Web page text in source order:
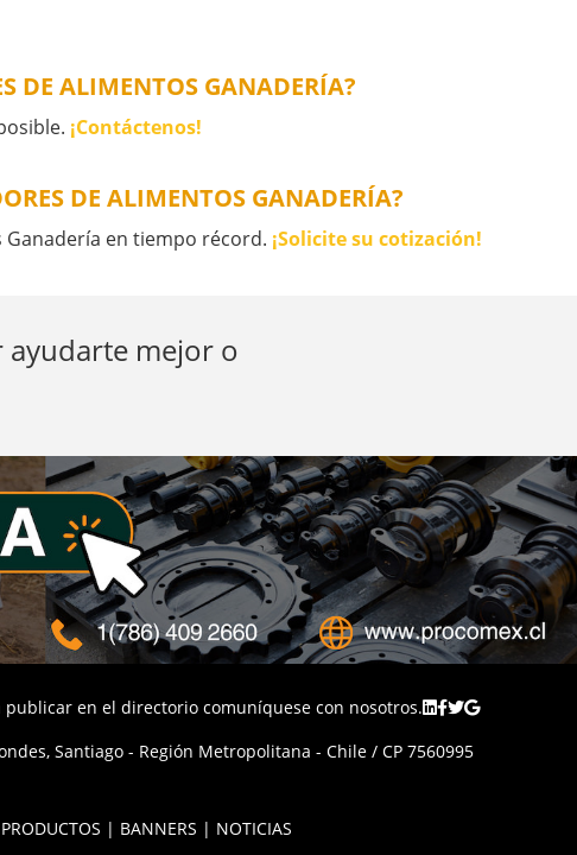
DE ALIMENTOS GANADERÍA?
¡Contáctenos!
DE ALIMENTOS GANADERÍA?
Ganadería en tiempo récord. ¡Solicite su cotización!
ayudarte mejor o
en el directorio comuníquese con nosotros.
Santiago - Región Metropolitana - Chile / CP 7560995
| BANNERS | NOTICIAS